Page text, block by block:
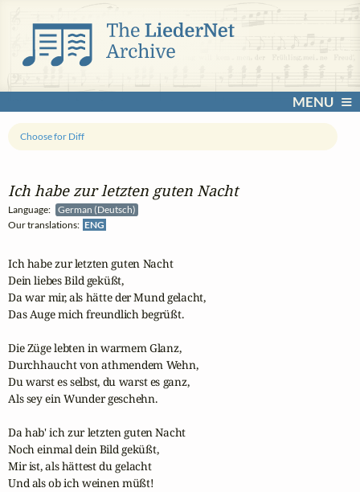
MENU
Ich habe zur letzten guten Nacht
Language:
German (Deutsch)
Our translations: ENG
Choose for Diff
Ich habe zur letzten guten Nacht
Dein liebes Bild geküßt,
Da war mir, als hätte der Mund gelacht,
Das Auge mich freundlich begrüßt.
Die Züge lebten in warmem Glanz,
Durchhaucht von athmendem Wehn,
Du warst es selbst, du warst es ganz,
Als sey ein Wunder geschehn.
Da hab' ich zur letzten guten Nacht
Noch einmal dein Bild geküßt,
Mir ist, als hättest du gelacht
Und als ob ich weinen müßt!